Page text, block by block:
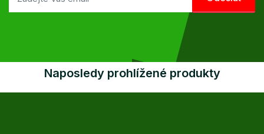
Naposledy prohlížené produkty